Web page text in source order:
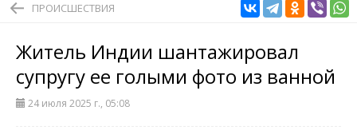
ПРОИСШЕСТВИЯ
Житель Индии шантажировал
супругу ее голыми фото из ванной
24 июля 2025 г., 05:08